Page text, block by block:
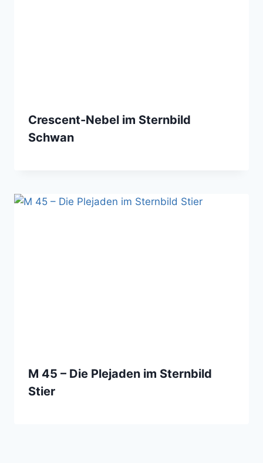
Crescent-Nebel im Sternbild
Schwan
M 45 – Die Plejaden im Sternbild
Stier